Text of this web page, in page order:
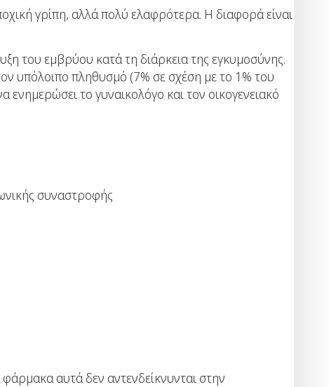
γρίπη, αλλά πολύ ελαφρότερα. Η διαφορά είναι
του εμβρύου κατά τη διάρκεια της εγκυμοσύνης.
υπόλοιπο πληθυσμό (7% σε σχέση με το 1% του
ενημερώσει το γυναικολόγο και τον οικογενειακό
συναστροφής
αυτά δεν αντενδείκνυνται στην